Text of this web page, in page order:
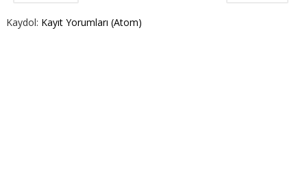
Kaydol: Kayıt Yorumları (Atom)